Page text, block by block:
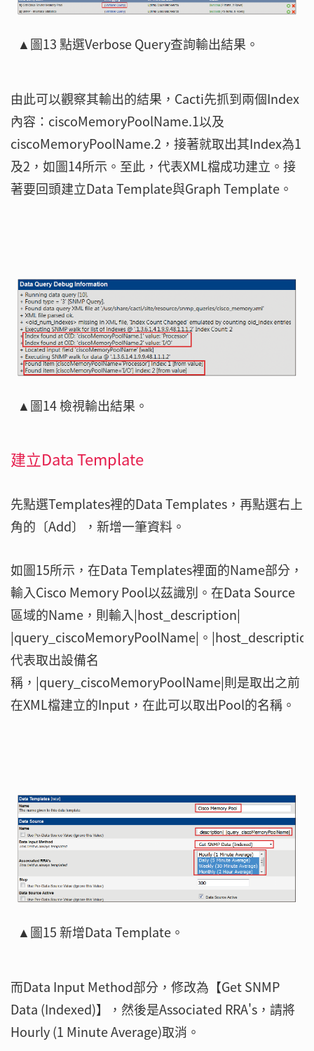
▲圖13 點選Verbose Query查詢輸出結果。
由此可以觀察其輸出的結果，Cacti先抓到兩個Index
內容：ciscoMemoryPoolName.1以及
ciscoMemoryPoolName.2，接著就取出其Index為1
及2，如圖14所示。至此，代表XML檔成功建立。接
著要回頭建立Data Template與Graph Template。
▲圖14 檢視輸出結果。
建立Data Template
先點選Templates裡的Data Templates，再點選右上
角的〔Add〕，新增一筆資料。
如圖15所示，在Data Templates裡面的Name部分，
輸入Cisco Memory Pool以茲識別。在Data Source
區域的Name，則輸入|host_description|
|query_ciscoMemoryPoolName|。
代表取出設備名
稱，|query_ciscoMemoryPoolName|則是取出之前
在XML檔建立的Input，在此可以取出Pool的名稱。
▲圖15 新增Data Template。
而Data Input Method部分，修改為【Get SNMP
Data (Indexed)】，然後是Associated RRA's，請將
Hourly (1 Minute Average)取消。